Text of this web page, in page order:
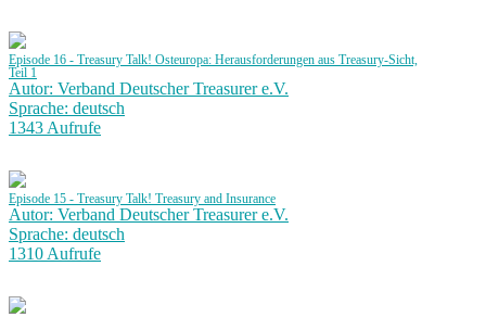
Episode 16 - Treasury Talk! Osteuropa: Herausforderungen aus Treasury-Sicht,
Teil 1
Autor: Verband Deutscher Treasurer e.V.
Sprache: deutsch
1343 Aufrufe
Episode 15 - Treasury Talk! Treasury and Insurance
Autor: Verband Deutscher Treasurer e.V.
Sprache: deutsch
1310 Aufrufe